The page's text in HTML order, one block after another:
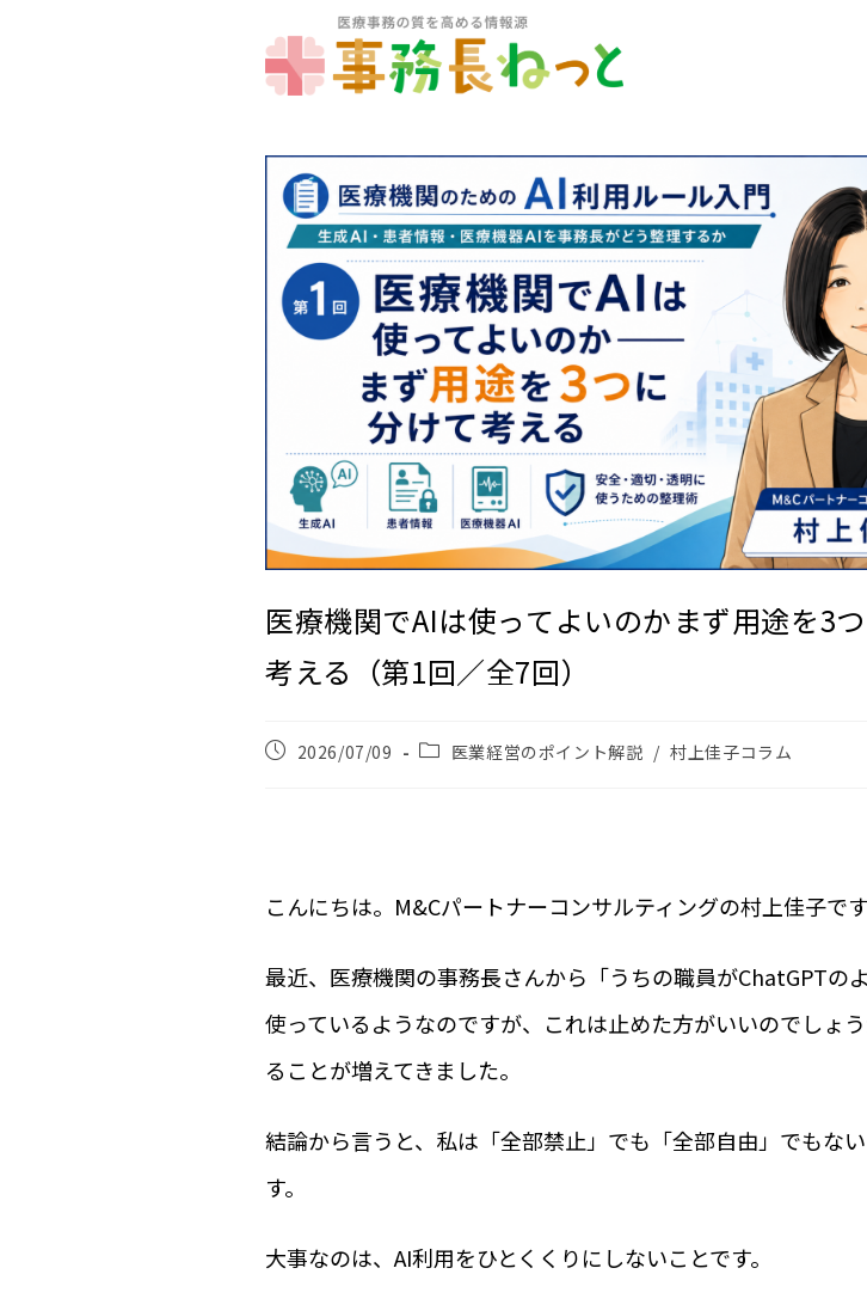
医療機関でAIは使ってよいのか――まず用途を3
考える（第1回／全7回）
2026/07/09 医業経営のポイント解説 / 村上佳子コラム
こんにちは。M&Cパートナーコンサルティングの村上佳子です
最近、医療機関の事務長さんから「うちの職員がChatGPTの
使っているようなのですが、これは止めた方がいいのでしょ
ることが増えてきました。
結論から言うと、私は「全部禁止」でも「全部自由」でもな
す。
大事なのは、AI利用をひとくくりにしないことです。